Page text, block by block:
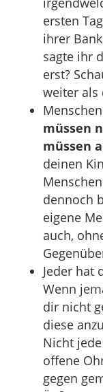
ersten
ihrer
sagte ihr
erst?
weiter als
müssen
müssen
deinen
dennoch
eigene
auch,
Jeder hat
Wenn
dir nicht
diese
Nicht
offene
gegen